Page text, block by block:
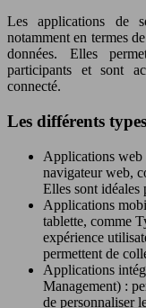
Les applications de
notamment en termes
données. Elles
participants et sont
connecté.
Les différents
Applications web
navigateur web,
Elles sont idéales
Applications
tablette, comme
expérience
permettent de
Applications
Management) :
de personnaliser